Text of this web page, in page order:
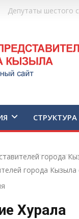
Депутаты шестого
СТРУКТУРА
города
города
Хурала